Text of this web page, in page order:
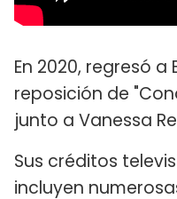
En 2020, regresó
reposición de
junto a Vanessa
Sus créditos
incluyen